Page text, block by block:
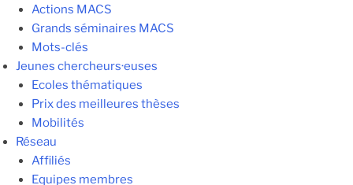
Actions MACS
Grands séminaires MACS
Mots-clés
Jeunes chercheurs·euses
Ecoles thématiques
Prix des meilleures thèses
Mobilités
Réseau
Affiliés
Equipes membres